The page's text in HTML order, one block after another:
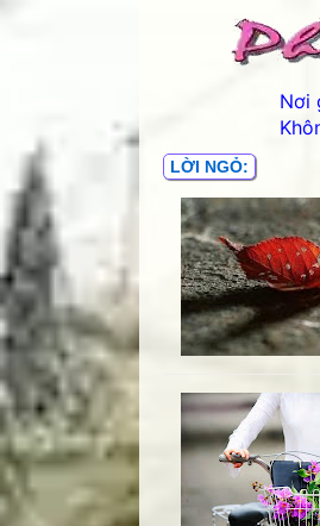
Nơi
LỜI NGỎ:
Lá rơi- Thuận
Chùm thơ Tình